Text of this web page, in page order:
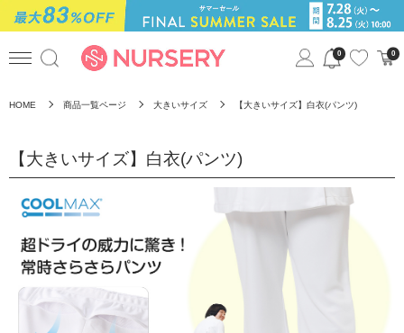
0 0
HOME 商品一覧ページ 大きいサイズ 【大きいサイズ】白衣(パンツ)
【大きいサイズ】白衣(パンツ)